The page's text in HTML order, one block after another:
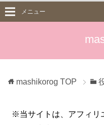
メニュー
mashikorog TOP
※当サイトは、アフィリ